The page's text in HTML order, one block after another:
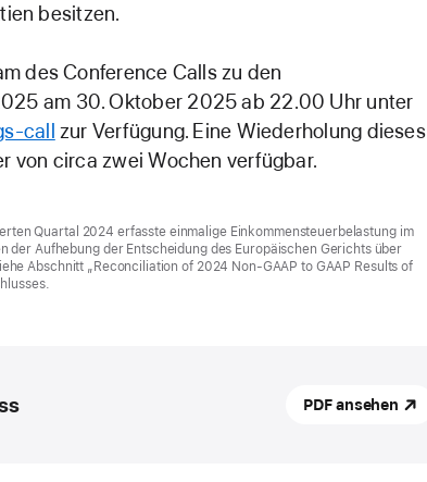
besitzen.
des Conference Calls zu den
am 30. Oktober 2025 ab 22.00 Uhr unter
call zur Verfügung. Eine Wiederholung dieses
von circa zwei Wochen verfügbar.
Quartal 2024 erfasste einmalige Einkommensteuerbelastung im
der Aufhebung der Entscheidung des Europäischen Gerichts über
Abschnitt „Reconciliation of 2024 Non-GAAP to GAAP Results of
PDF ansehen